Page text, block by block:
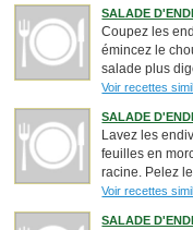
SALADE
Coupez les
émincez le
salade plus
Voir recettes
SALADE
Lavez les
feuilles en
racine. Pelez
Voir recettes
SALADE